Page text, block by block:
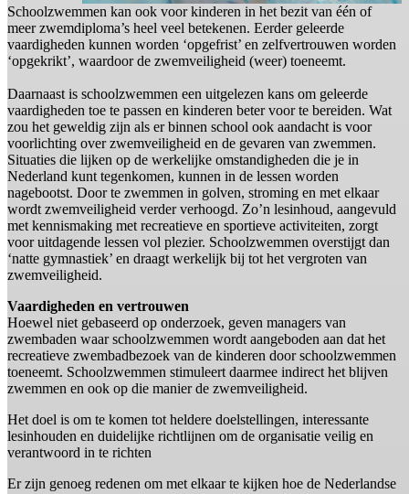
Schoolzwemmen kan ook voor kinderen in het bezit van één of
meer zwemdiploma’s heel veel betekenen. Eerder geleerde
vaardigheden kunnen worden ‘opgefrist’ en zelfvertrouwen worden
‘opgekrikt’, waardoor de zwemveiligheid (weer) toeneemt.
Daarnaast is schoolzwemmen een uitgelezen kans om geleerde
vaardigheden toe te passen en kinderen beter voor te bereiden. Wat
zou het geweldig zijn als er binnen school ook aandacht is voor
voorlichting over zwemveiligheid en de gevaren van zwemmen.
Situaties die lijken op de werkelijke omstandigheden die je in
Nederland kunt tegenkomen, kunnen in de lessen worden
nagebootst. Door te zwemmen in golven, stroming en met elkaar
wordt zwemveiligheid verder verhoogd. Zo’n lesinhoud, aangevuld
met kennismaking met recreatieve en sportieve activiteiten, zorgt
voor uitdagende lessen vol plezier. Schoolzwemmen overstijgt dan
‘natte gymnastiek’ en draagt werkelijk bij tot het vergroten van
zwemveiligheid.
Vaardigheden en vertrouwen
Hoewel niet gebaseerd op onderzoek, geven managers van
zwembaden waar schoolzwemmen wordt aangeboden aan dat het
recreatieve zwembadbezoek van de kinderen door schoolzwemmen
toeneemt. Schoolzwemmen stimuleert daarmee indirect het blijven
zwemmen en ook op die manier de zwemveiligheid.
Het doel is om te komen tot heldere doelstellingen, interessante
lesinhouden en duidelijke richtlijnen om de organisatie veilig en
verantwoord in te richten
Er zijn genoeg redenen om met elkaar te kijken hoe de Nederlandse